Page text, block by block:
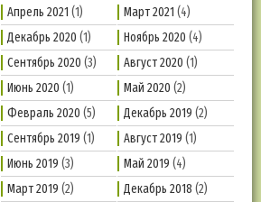
Апрель 2021 (1) Март 2021 (4)
Декабрь 2020 (1) Ноябрь 2020 (4)
Сентябрь 2020 (3) Август 2020 (1)
Июнь 2020 (1) Май 2020 (2)
Февраль 2020 (5) Декабрь 2019 (2)
Сентябрь 2019 (1) Август 2019 (1)
Июнь 2019 (3) Май 2019 (4)
Март 2019 (2) Декабрь 2018 (2)